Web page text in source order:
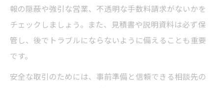
報の隠蔽や強引な営業、不透明な手数料請求がないかを
チェックしましょう。また、見積書や説明資料は必ず保
管し、後でトラブルにならないように備えることも重要
です。
安全な取引のためには、事前準備と信頼できる相談先の